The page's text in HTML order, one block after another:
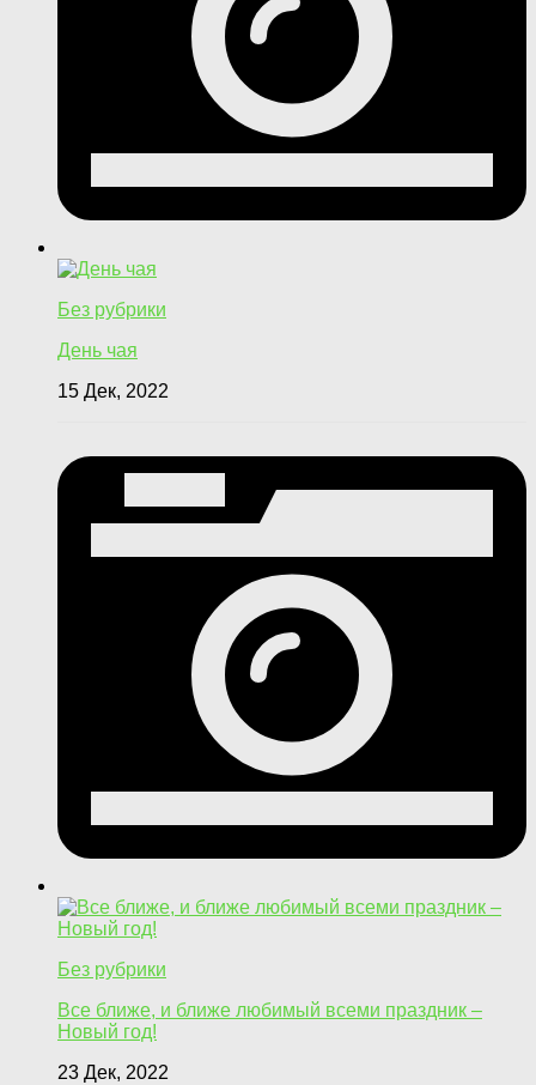
Без рубрики
День чая
15 Дек, 2022
Без рубрики
Все ближе, и ближе любимый всеми праздник –
Новый год!
23 Дек, 2022